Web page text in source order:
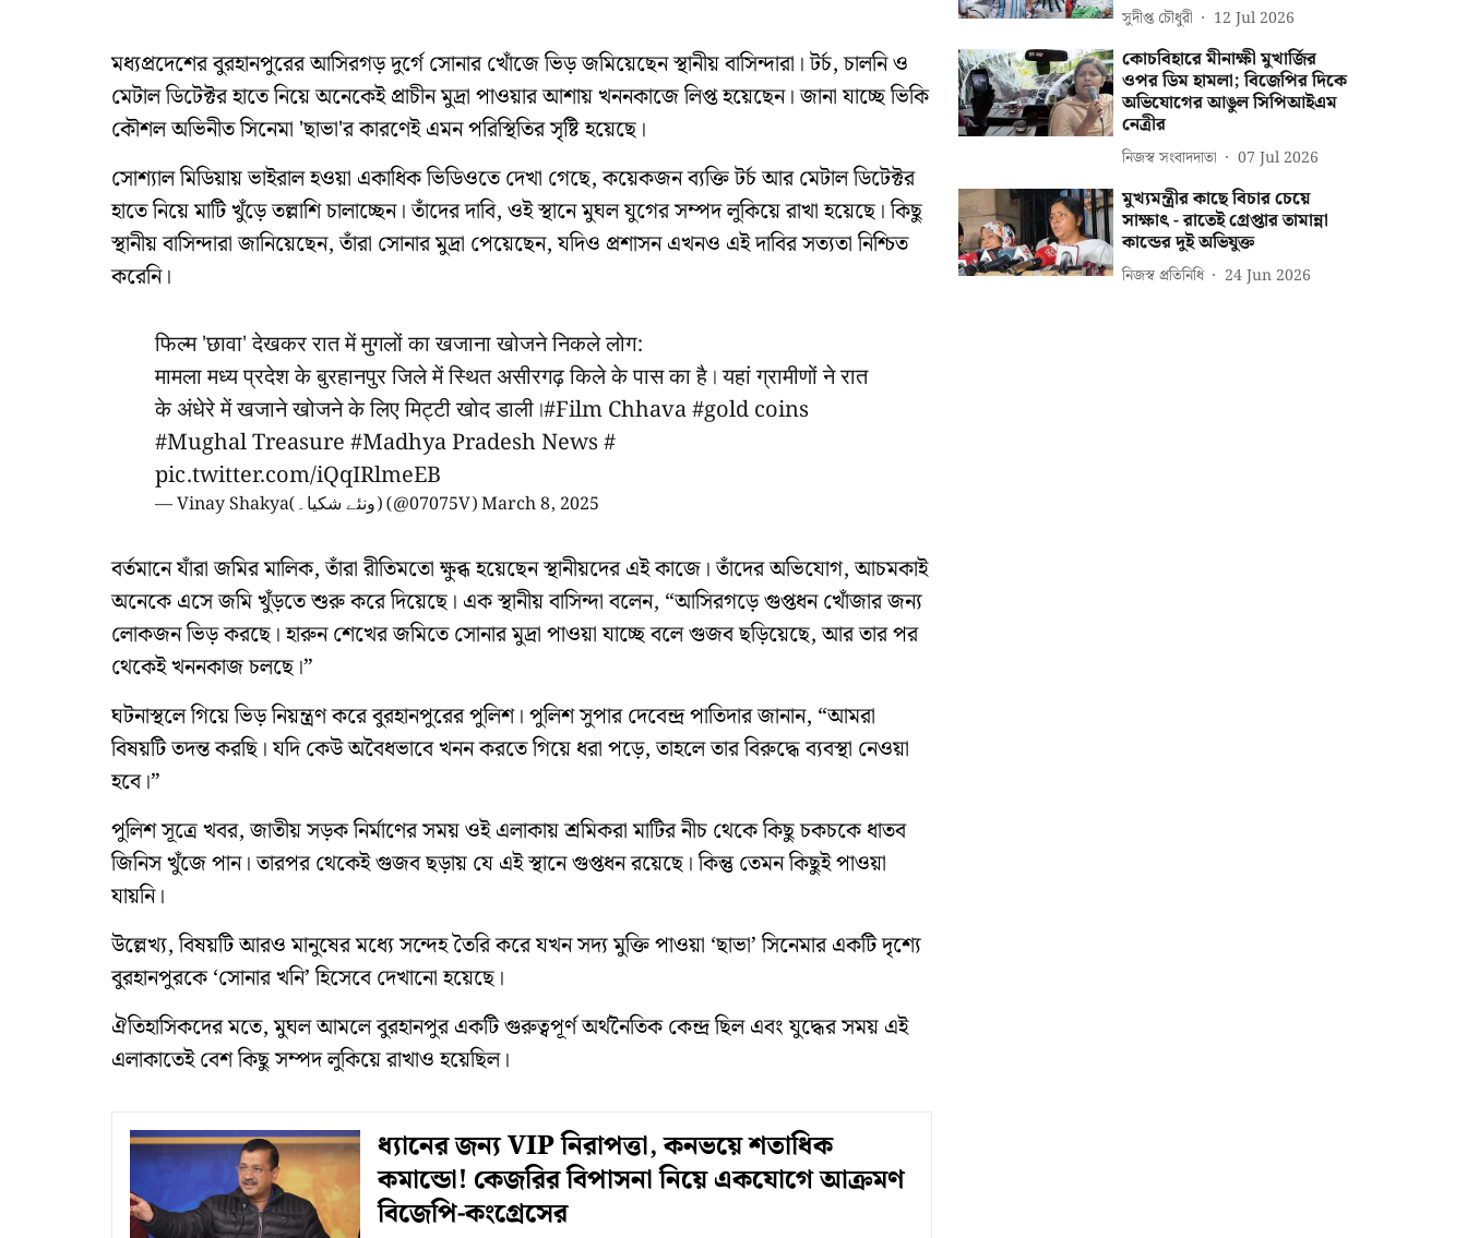
মধ্যপ্রদেশের বুরহানপুরের আসিরগড় দুর্গে সোনার খোঁজে ভিড় জমিয়েছেন স্থানীয় বাসিন্দারা। টর্চ, চালনি ও
মেটাল ডিটেক্টর হাতে নিয়ে অনেকেই প্রাচীন মুদ্রা পাওয়ার আশায় খননকাজে লিপ্ত হয়েছেন। জানা যাচ্ছে ভিকি
কৌশল অভিনীত সিনেমা 'ছাভা'র কারণেই এমন পরিস্থিতির সৃষ্টি হয়েছে।
সোশ্যাল মিডিয়ায় ভাইরাল হওয়া একাধিক ভিডিওতে দেখা গেছে, কয়েকজন ব্যক্তি টর্চ আর মেটাল ডিটেক্টর
হাতে নিয়ে মাটি খুঁড়ে তল্লাশি চালাচ্ছেন। তাঁদের দাবি, ওই স্থানে মুঘল যুগের সম্পদ লুকিয়ে রাখা হয়েছে। কিছু
স্থানীয় বাসিন্দারা জানিয়েছেন, তাঁরা সোনার মুদ্রা পেয়েছেন, যদিও প্রশাসন এখনও এই দাবির সত্যতা নিশ্চিত
করেনি।
फिल्म 'छावा' देखकर रात में मुगलों का खजाना खोजने निकले लोग:
मामला मध्य प्रदेश के बुरहानपुर जिले में स्थित असीरगढ़ किले के पास का है। यहां ग्रामीणों ने रात
के अंधेरे में खजाने खोजने के लिए मिट्टी खोद डाली।#FilmChhava#goldcoins
#MughalTreasure#MadhyaPradesh News #
pic.twitter.com/iQqIRlmeEB
— Vinay Shakya(ونئے شکیا۔) (@07075V)March 8, 2025
বর্তমানে যাঁরা জমির মালিক, তাঁরা রীতিমতো ক্ষুব্ধ হয়েছেন স্থানীয়দের এই কাজে। তাঁদের অভিযোগ, আচমকাই
অনেকে এসে জমি খুঁড়তে শুরু করে দিয়েছে। এক স্থানীয় বাসিন্দা বলেন, “আসিরগড়ে গুপ্তধন খোঁজার জন্য
লোকজন ভিড় করছে। হারুন শেখের জমিতে সোনার মুদ্রা পাওয়া যাচ্ছে বলে গুজব ছড়িয়েছে, আর তার পর
থেকেই খননকাজ চলছে।”
ঘটনাস্থলে গিয়ে ভিড় নিয়ন্ত্রণ করে বুরহানপুরের পুলিশ। পুলিশ সুপার দেবেন্দ্র পাতিদার জানান, “আমরা
বিষয়টি তদন্ত করছি। যদি কেউ অবৈধভাবে খনন করতে গিয়ে ধরা পড়ে, তাহলে তার বিরুদ্ধে ব্যবস্থা নেওয়া
হবে।”
পুলিশ সূত্রে খবর, জাতীয় সড়ক নির্মাণের সময় ওই এলাকায় শ্রমিকরা মাটির নীচ থেকে কিছু চকচকে ধাতব
জিনিস খুঁজে পান। তারপর থেকেই গুজব ছড়ায় যে এই স্থানে গুপ্তধন রয়েছে। কিন্তু তেমন কিছুই পাওয়া
যায়নি।
উল্লেখ্য, বিষয়টি আরও মানুষের মধ্যে সন্দেহ তৈরি করে যখন সদ্য মুক্তি পাওয়া ‘ছাভা’ সিনেমার একটি দৃশ্যে
বুরহানপুরকে ‘সোনার খনি’ হিসেবে দেখানো হয়েছে।
ঐতিহাসিকদের মতে, মুঘল আমলে বুরহানপুর একটি গুরুত্বপূর্ণ অর্থনৈতিক কেন্দ্র ছিল এবং যুদ্ধের সময় এই
এলাকাতেই বেশ কিছু সম্পদ লুকিয়ে রাখাও হয়েছিল।
ধ্যানের জন্য VIP নিরাপত্তা, কনভয়ে শতাধিক
কমান্ডো! কেজরির বিপাসনা নিয়ে একযোগে আক্রমণ
বিজেপি-কংগ্রেসের
সুদীপ্ত চৌধুরী 12 Jul 2026
কোচবিহারে মীনাক্ষী মুখার্জির
ওপর ডিম হামলা; বিজেপির দিকে
অভিযোগের আঙুল সিপিআইএম
নেত্রীর
নিজস্ব সংবাদদাতা 07 Jul 2026
মুখ্যমন্ত্রীর কাছে বিচার চেয়ে
সাক্ষাৎ - রাতেই গ্রেপ্তার তামান্না
কান্ডের দুই অভিযুক্ত
নিজস্ব প্রতিনিধি 24 Jun 2026